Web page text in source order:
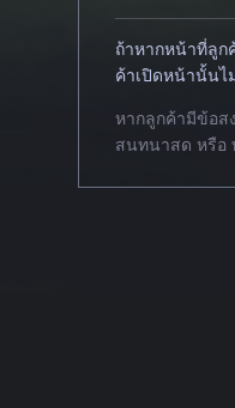
ถ้าหากหน้าที่ลูก
ค้าเปิดหน้านั้นไ
หากลูกค้ามีข้อส
สนทนาสด หรือ